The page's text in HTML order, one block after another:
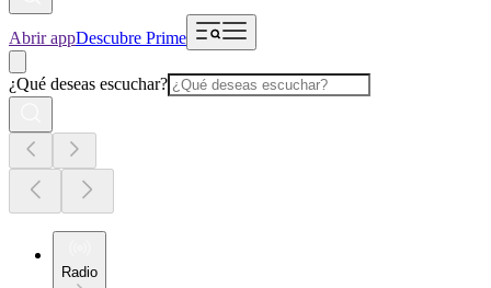
Abrir appDescubre Prime
¿Qué deseas escuchar?
Radio